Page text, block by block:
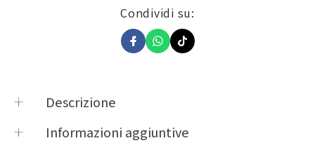
Condividi su:
Descrizione
1MHA-BLV-01 / 1MHA-BLV-10 / 1MHA-BLV-14 /
1MHA-BLV-78 / 1MHG-BLV-19
Informazioni aggiuntive